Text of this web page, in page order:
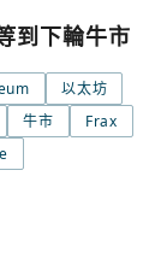
到下輪牛市
以太坊
牛市
Frax